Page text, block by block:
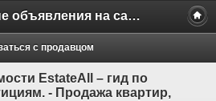
Бесплатные объявления на сайте MILAMO.ru
с продавцом
EstateAll – гид по
- Продажа квартир,